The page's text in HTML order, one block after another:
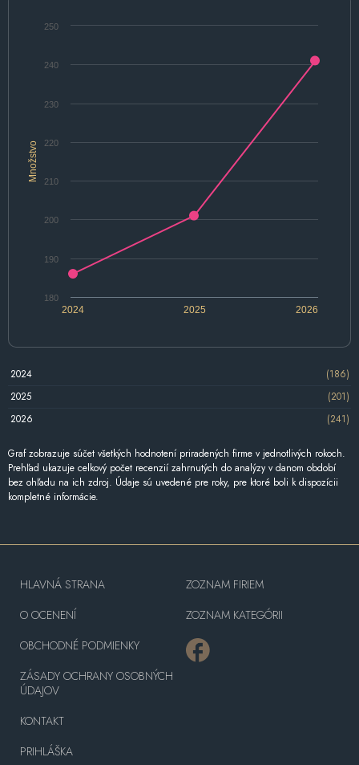
Množstvo
2024 2026
2025
180
190
200
210
220
230
240
250
2024
(186)
2025
(201)
2026
(241)
Graf zobrazuje súčet všetkých hodnotení priradených firme v jednotlivých rokoch.
Prehľad ukazuje celkový počet recenzií zahrnutých do analýzy v danom období
bez ohľadu na ich zdroj. Údaje sú uvedené pre roky, pre ktoré boli k dispozícii
kompletné informácie.
HLAVNÁ STRANA
O OCENENÍ
OBCHODNÉ PODMIENKY
ZÁSADY OCHRANY OSOBNÝCH
ÚDAJOV
KONTAKT
PRIHLÁŠKA
ZOZNAM FIRIEM
ZOZNAM KATEGÓRII